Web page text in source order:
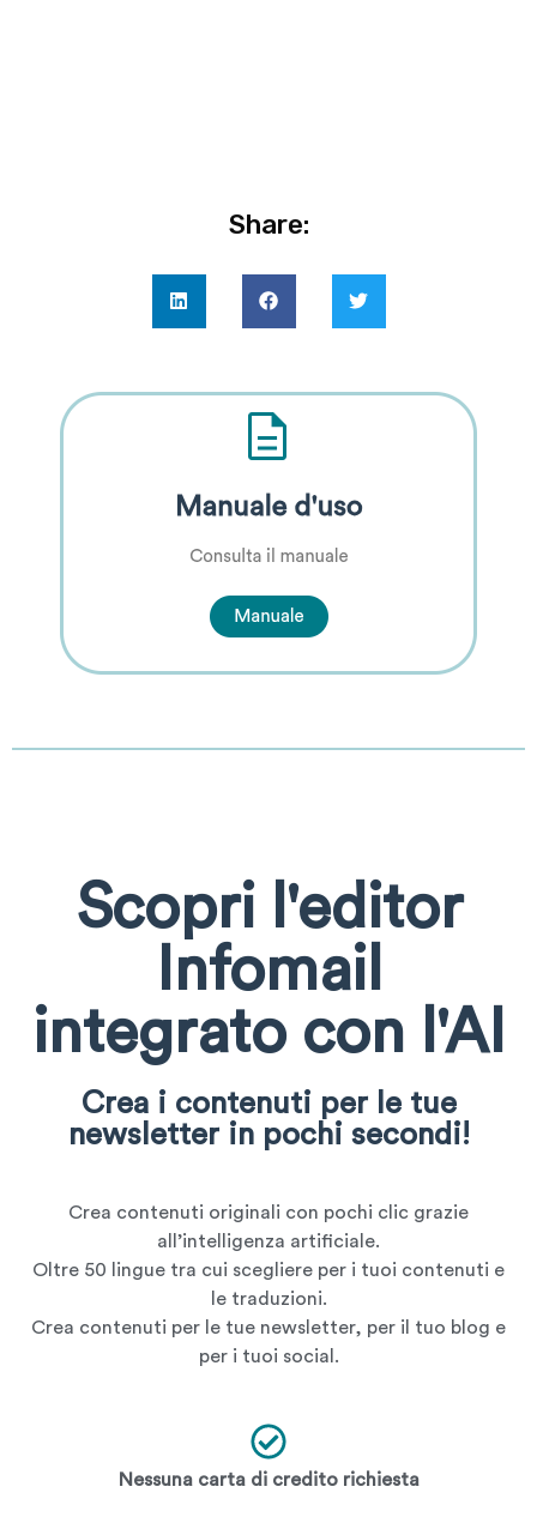
Share:
Scopri l'editor
Infomail
integrato con l'AI
Crea i contenuti per le tue
newsletter in pochi secondi!
Crea contenuti originali con pochi clic grazie
all’intelligenza artificiale.
Oltre 50 lingue tra cui scegliere per i tuoi contenuti e
le traduzioni.
Crea contenuti per le tue newsletter, per il tuo blog e
per i tuoi social.
Nessuna carta di credito richiesta